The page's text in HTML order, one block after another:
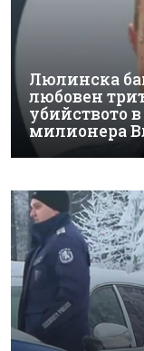
Люлинска
любовен
убийството
милионера